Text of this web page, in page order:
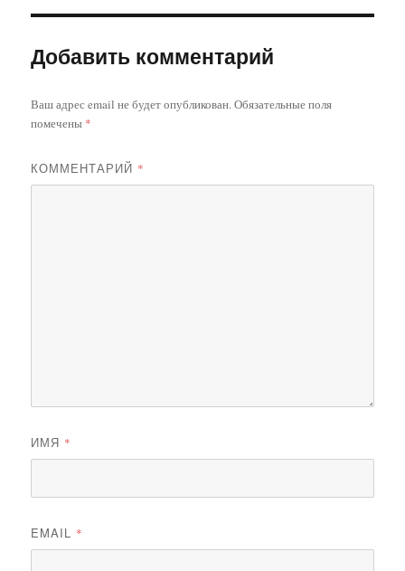
Добавить комментарий
Ваш адрес email не будет опубликован.Обязательные поля
помечены *
КОММЕНТАРИЙ *
ИМЯ *
EMAIL *